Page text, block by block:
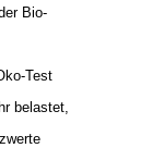
Bio-
Test
belastet,